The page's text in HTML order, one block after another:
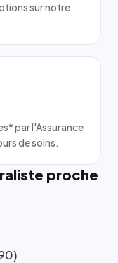
sur notre
par l'Assurance
de soins.
proche